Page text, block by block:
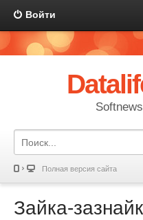
Войти
Полная версия сайта
Зайка-